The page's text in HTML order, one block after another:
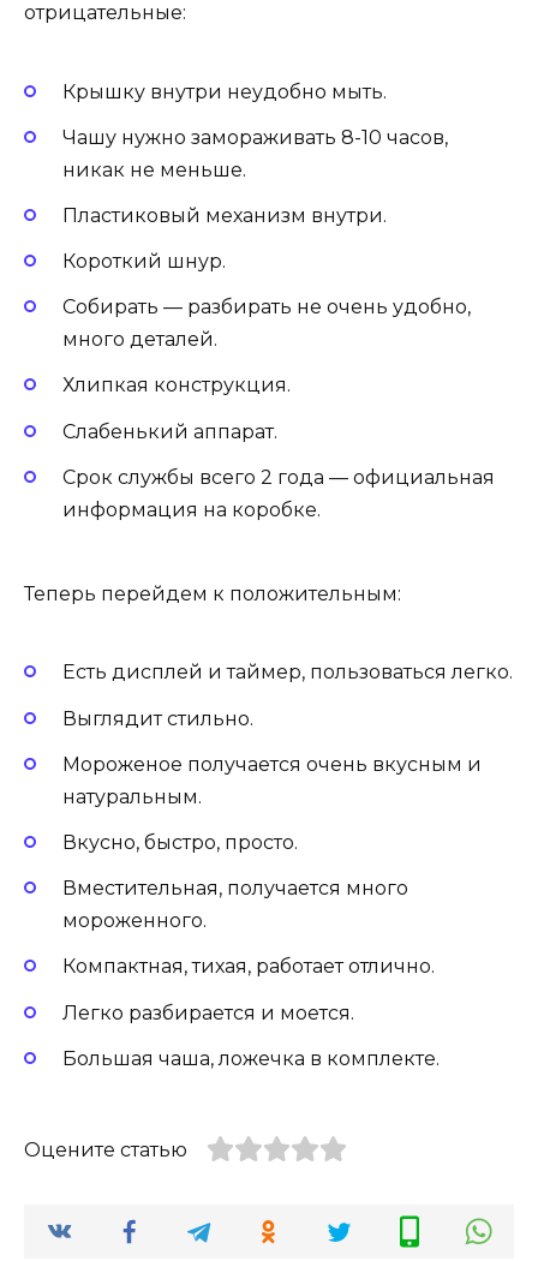
отрицательные:
Крышку внутри неудобно мыть.
Чашу нужно замораживать 8-10 часов,
никак не меньше.
Пластиковый механизм внутри.
Короткий шнур.
Собирать — разбирать не очень удобно,
много деталей.
Хлипкая конструкция.
Слабенький аппарат.
Срок службы всего 2 года — официальная
информация на коробке.
Теперь перейдем к положительным:
Есть дисплей и таймер, пользоваться легко.
Выглядит стильно.
Мороженое получается очень вкусным и
натуральным.
Вкусно, быстро, просто.
Вместительная, получается много
мороженного.
Компактная, тихая, работает отлично.
Легко разбирается и моется.
Большая чаша, ложечка в комплекте.
Оцените статью